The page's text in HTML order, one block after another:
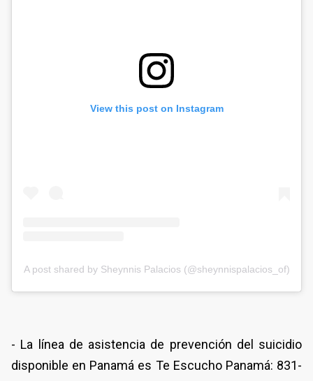
View this post on Instagram
A post shared by Sheynnis Palacios (@sheynnispalacios_of)
- La línea de asistencia de prevención del suicidio
disponible en Panamá es Te Escucho Panamá: 831-